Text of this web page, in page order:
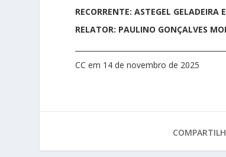
RECORRENTE: ASTEGEL
RELATOR: PAULINO GONÇALVES
CC em 14 de novembro de 2025